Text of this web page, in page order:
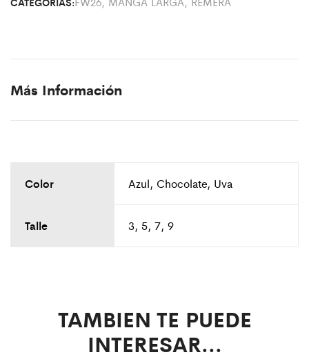
Más Información
Color Azul, Chocolate, Uva
Talle 3, 5, 7, 9
TAMBIEN TE PUEDE
INTERESAR...